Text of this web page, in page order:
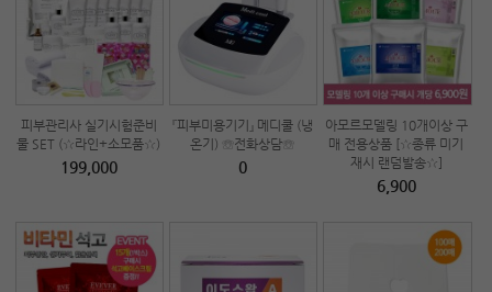
피부관리사 실기시험준비
물 SET (☆라인+소모품☆)
199,000
『피부미용기기』 메디쿨 (냉
온기) ☏전화상담☏
0
아모르모델링 10개이상 구
매 전용상품 [☆종류 미기
재시 랜덤발송☆]
6,900